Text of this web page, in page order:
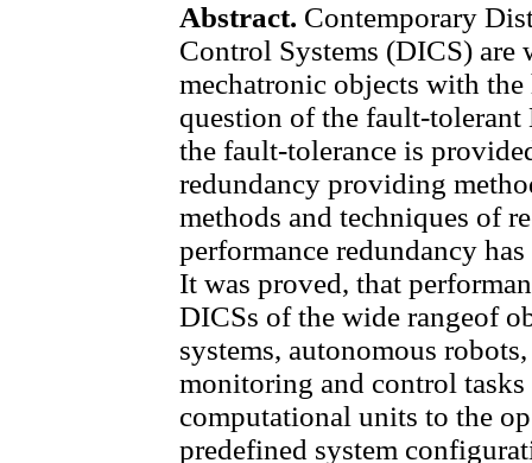
Abstract. Contemporary
Control Systems (DICS) are
mechatronic objects with
question of the fault-
the fault-tolerance is
redundancy providing
methods and techniques of
performance redundancy
It was proved, that
DICSs of the wide rangeof
systems, autonomous
monitoring and control
computational units to the
predefined system